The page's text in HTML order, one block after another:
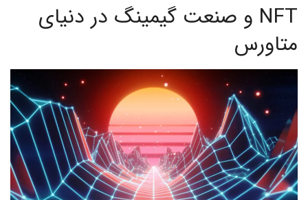
NFT و صنعت گیمینگ در دنیای
متاورس